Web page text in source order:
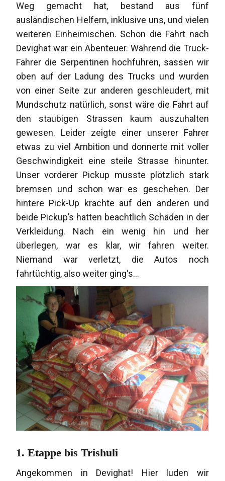
Weg gemacht hat, bestand aus fünf
ausländischen Helfern, inklusive uns, und vielen
weiteren Einheimischen. Schon die Fahrt nach
Devighat war ein Abenteuer. Während die Truck-
Fahrer die Serpentinen hochfuhren, sassen wir
oben auf der Ladung des Trucks und wurden
von einer Seite zur anderen geschleudert, mit
Mundschutz natürlich, sonst wäre die Fahrt auf
den staubigen Strassen kaum auszuhalten
gewesen. Leider zeigte einer unserer Fahrer
etwas zu viel Ambition und donnerte mit voller
Geschwindigkeit eine steile Strasse hinunter.
Unser vorderer Pickup musste plötzlich stark
bremsen und schon war es geschehen. Der
hintere Pick-Up krachte auf den anderen und
beide Pickup’s hatten beachtlich Schäden in der
Verkleidung. Nach ein wenig hin und her
überlegen, war es klar, wir fahren weiter.
Niemand war verletzt, die Autos noch
fahrtüchtig, also weiter ging's...
1. Etappe bis Trishuli
Angekommen in Devighat! Hier luden wir